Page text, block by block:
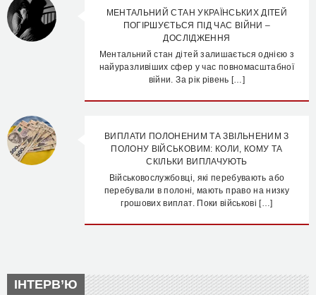
МЕНТАЛЬНИЙ СТАН УКРАЇНСЬКИХ ДІТЕЙ
ПОГІРШУЄТЬСЯ ПІД ЧАС ВІЙНИ –
ДОСЛІДЖЕННЯ
Ментальний стан дітей залишається однією з
найуразливіших сфер у час повномасштабної
війни. За рік рівень […]
ВИПЛАТИ ПОЛОНЕНИМ ТА ЗВІЛЬНЕНИМ З
ПОЛОНУ ВІЙСЬКОВИМ: КОЛИ, КОМУ ТА
СКІЛЬКИ ВИПЛАЧУЮТЬ
Військовослужбовці, які перебувають або
перебували в полоні, мають право на низку
грошових виплат. Поки військові […]
ІНТЕРВ’Ю